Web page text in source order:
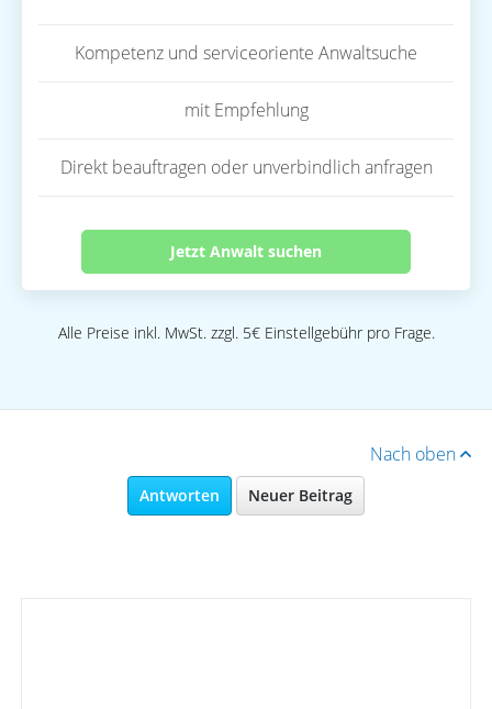
Kompetenz und serviceoriente Anwaltsuche
mit Empfehlung
Direkt beauftragen oder unverbindlich anfragen
Jetzt Anwalt suchen
Alle Preise inkl. MwSt. zzgl. 5€ Einstellgebühr pro Frage.
Nach oben
Antworten Neuer Beitrag